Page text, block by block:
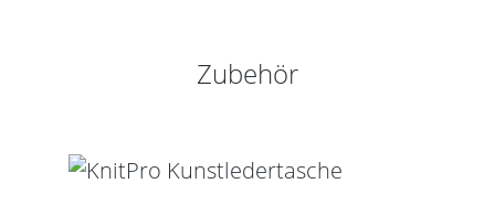
Produktgalerie überspringen
Zubehör